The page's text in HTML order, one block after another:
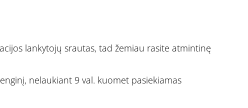
lankytojų srautas, tad žemiau rasite atmintinę
nelaukiant 9 val. kuomet pasiekiamas